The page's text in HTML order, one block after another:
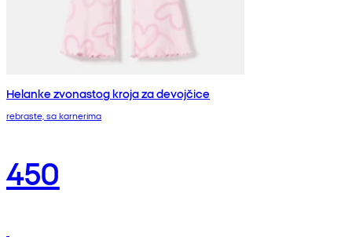
Helanke zvonastog kroja za devojčice
rebraste, sa karnerima
450